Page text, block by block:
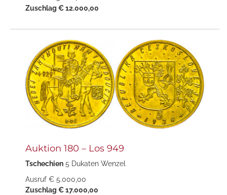
Zuschlag € 12.000,00
Auktion 180 – Los 949
Tschechien 5 Dukaten Wenzel
Ausruf € 5.000,00
Zuschlag € 17.000,00